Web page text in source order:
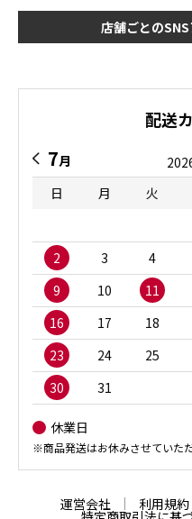
店舗ごとの
配送
7月
日
月 火
2
3 4
9
10 11
16
17 18
23
24 25
30
31
休業日
※商品発送はお休みさせていただ
運営会社 利用規約